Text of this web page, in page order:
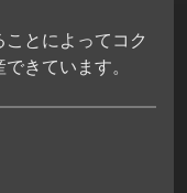
とによってコク
きています。